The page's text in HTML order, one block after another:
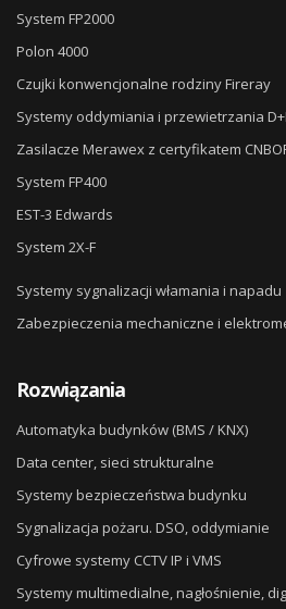
System FP2000
Polon 4000
Czujki konwencjonalne rodziny Fireray
Systemy oddymiania i przewietrzania
Zasilacze Merawex z certyfikatem
System FP400
EST-3 Edwards
System 2X-F
Systemy sygnalizacji włamania i napadu
Zabezpieczenia mechaniczne i
Rozwiązania
Automatyka budynków (BMS / KNX)
Data center, sieci strukturalne
Systemy bezpieczeństwa budynku
Sygnalizacja pożaru. DSO, oddymianie
Cyfrowe systemy CCTV IP i VMS
Systemy multimedialne, nagłośnienie,